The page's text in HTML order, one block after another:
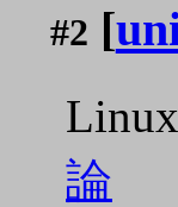
#2 [
論